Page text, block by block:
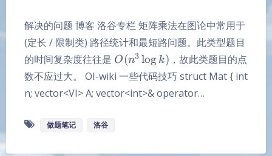
解决的问题 博客 洛谷专栏 矩阵乘法在图论中常用于
(定长 / 限制类) 路径统计和最短路问题。此类型题目
的时间复杂度往往是 O
(n^3
k)
O(n3 log k) ，故此类题目的点
数不应过大。 OI-wiki 一些代码技巧 struct Mat { int
n; vector<VI> A; vector<int>& operator…
做题笔记 洛谷